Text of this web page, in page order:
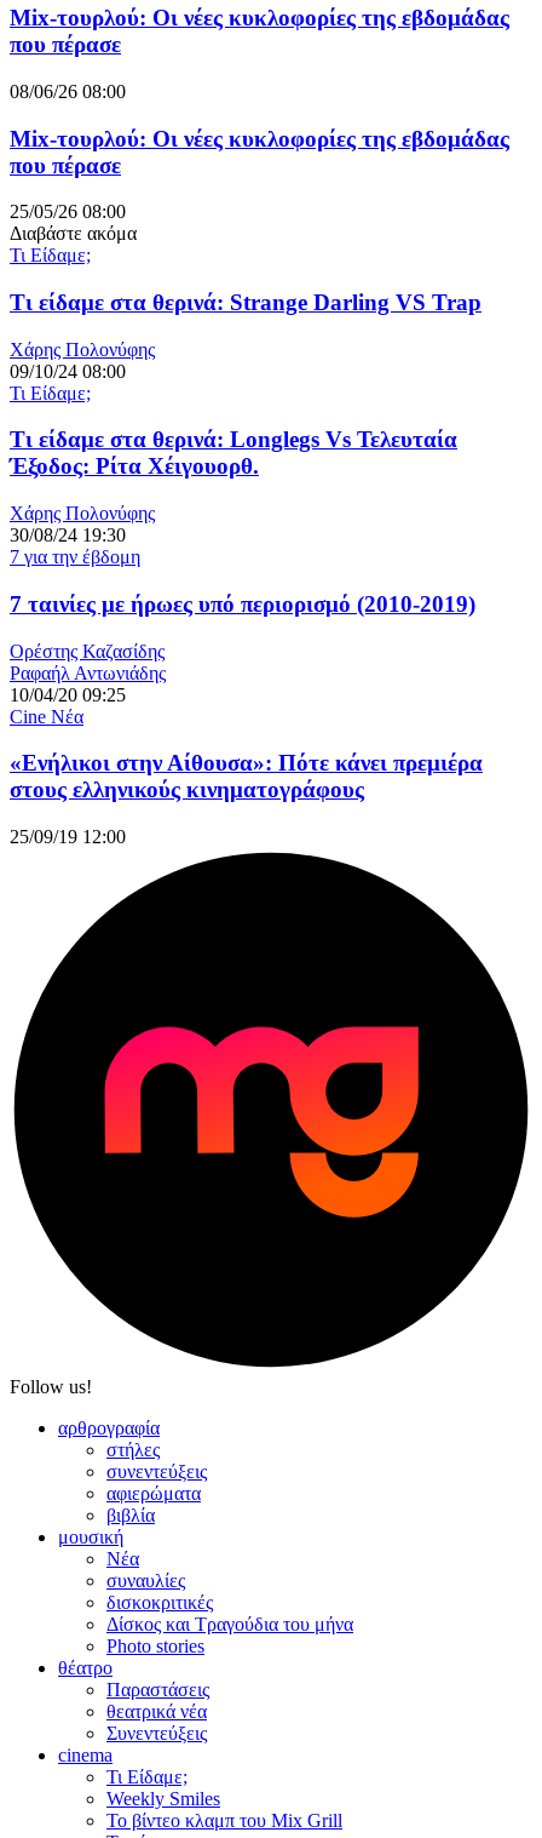
Mix-τουρλού: Οι νέες κυκλοφορίες της εβδομάδας
που πέρασε
08/06/26 08:00
Mix-τουρλού: Οι νέες κυκλοφορίες της εβδομάδας
που πέρασε
25/05/26 08:00
Διαβάστε ακόμα
Τι Είδαμε;
Τι είδαμε στα θερινά: Strange Darling VS Trap
Χάρης Πολονύφης
09/10/24 08:00
Τι Είδαμε;
Τι είδαμε στα θερινά: Longlegs Vs Τελευταία
Έξοδος: Ρίτα Χέιγουορθ.
Χάρης Πολονύφης
30/08/24 19:30
7 για την έβδομη
7 ταινίες με ήρωες υπό περιορισμό (2010-2019)
Ορέστης Καζασίδης
Ραφαήλ Αντωνιάδης
10/04/20 09:25
Cine Νέα
«Ενήλικοι στην Αίθουσα»: Πότε κάνει πρεμιέρα
στους ελληνικούς κινηματογράφους
25/09/19 12:00
Follow us!
αρθρογραφία
στήλες
συνεντεύξεις
αφιερώματα
βιβλία
μουσική
Νέα
συναυλίες
δισκοκριτικές
Δίσκος και Τραγούδια του μήνα
Photo stories
θέατρο
Παραστάσεις
θεατρικά νέα
Συνεντεύξεις
cinema
Τι Είδαμε;
Weekly Smiles
Το βίντεο κλαμπ του Mix Grill